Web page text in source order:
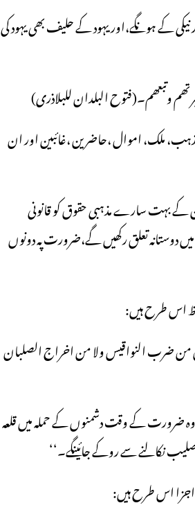
کے ہونگے،اور یہود کے حلیف بھی یہود کی
وتبعھم۔(فتوح البلدان للبلاذری)
ملک، اموال ،حاضرین ،غائبین اور ان
کے بہت سارے مذہبی حقوق کو قانونی
دوستانہ تعلق رکھیں گے،ضرورت پہ دونوں
اس طرح ہیں:
من ضرب النواقیس ولا من اخراج الصلبان
وہ ضرورت کے وقت دشمنوں کے حملہ میں قلعہ
نکالنے سے روکے جائینگے۔‘‘
اس طرح ہیں: